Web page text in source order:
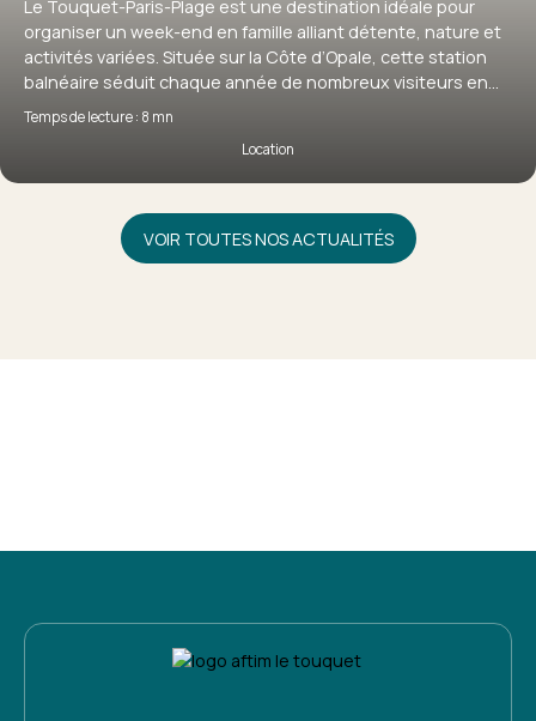
Le Touquet-Paris-Plage est une destination idéale pour
organiser un week-end en famille alliant détente, nature et
activités variées. Située sur la Côte d’Opale, cette station
balnéaire séduit chaque année de nombreux visiteurs en
quête d’évasion. Pour profiter pleinement de votre séjour, la
location saisonnière au Touquet s’impose comme une
solution particulièrement adaptée, offrant confort,
flexibilité et autonomie. Découvrez pourquoi louer un bien
au Touquet est le choix idéal pour un week-end en famille
Temps de lecture : 8 mn
Location
VOIR TOUTES NOS ACTUALITÉS